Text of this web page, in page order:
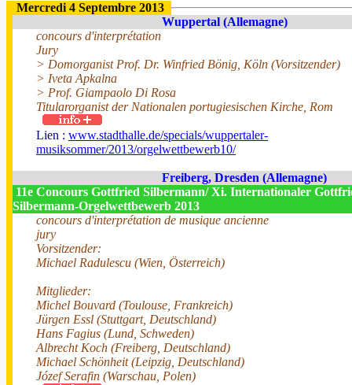
Mercredi 4 Septembre 2013
Wuppertal (Allemagne)
concours d'interprétation
Jury
> Domorganist Prof. Dr. Winfried Bönig, Köln (Vorsitzender)
> Iveta Apkalna
> Prof. Giampaolo Di Rosa
Titularorganist der Nationalen portugiesischen Kirche, Rom
Lien : www.stadthalle.de/specials/wuppertaler-
musiksommer/2013/orgelwettbewerb10/
Freiberg, Dresden (Allemagne)
11e Concours Gottfried Silbermann/ Xi. Internationaler
Silbermann-Orgelwettbewerb 2013
concours d'interprétation de musique ancienne
jury
Vorsitzender:
Michael Radulescu (Wien, Österreich)
Mitglieder:
Michel Bouvard (Toulouse, Frankreich)
Jürgen Essl (Stuttgart, Deutschland)
Hans Fagius (Lund, Schweden)
Albrecht Koch (Freiberg, Deutschland)
Michael Schönheit (Leipzig, Deutschland)
Józef Serafin (Warschau, Polen)